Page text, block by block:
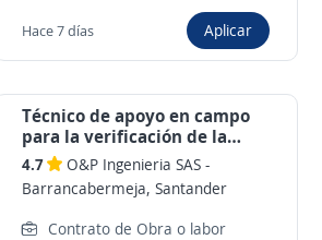
Hace 7 días Aplicar
Técnico de apoyo en campo
para la verificación de la
dotación
4.7 O&P Ingenieria SAS -
Barrancabermeja, Santander
Contrato de Obra o labor